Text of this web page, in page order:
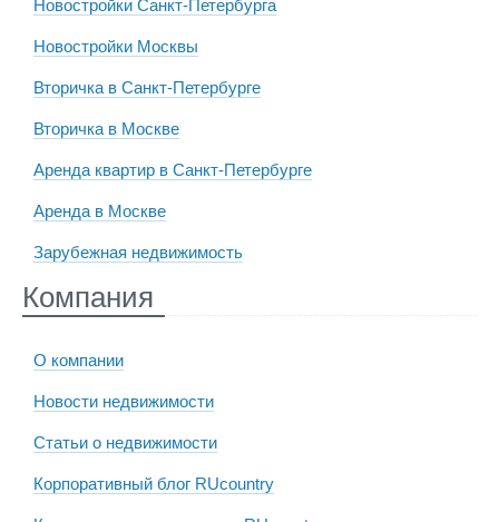
Новостройки Санкт-Петербурга
Новостройки Москвы
Вторичка в Санкт-Петербурге
Вторичка в Москве
Аренда квартир в Санкт-Петербурге
Аренда в Москве
Зарубежная недвижимость
Компания
О компании
Новости недвижимости
Статьи о недвижимости
Корпоративный блог RUcountry